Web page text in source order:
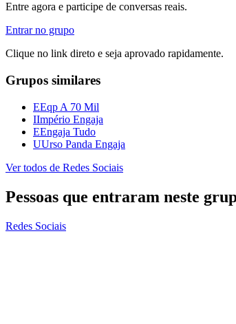
Entre agora e participe de conversas reais.
Entrar no grupo
Clique no link direto e seja aprovado rapidamente.
Grupos similares
EEqp A 70 Mil
IImpério Engaja
EEngaja Tudo
UUrso Panda Engaja
Ver todos de Redes Sociais
Pessoas que entraram neste
Redes Sociais